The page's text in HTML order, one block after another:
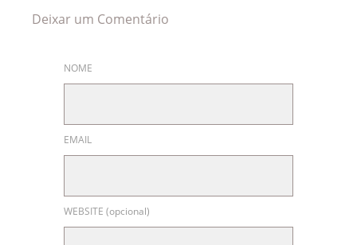
Deixar um Comentário
NOME
EMAIL
WEBSITE (opcional)